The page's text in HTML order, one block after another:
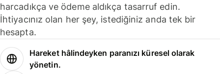
harcadıkça ve ödeme aldıkça tasarruf edin.
İhtiyacınız olan her şey, istediğiniz anda tek bir
hesapta.
Hareket hâlindeyken paranızı küresel olarak
yönetin.